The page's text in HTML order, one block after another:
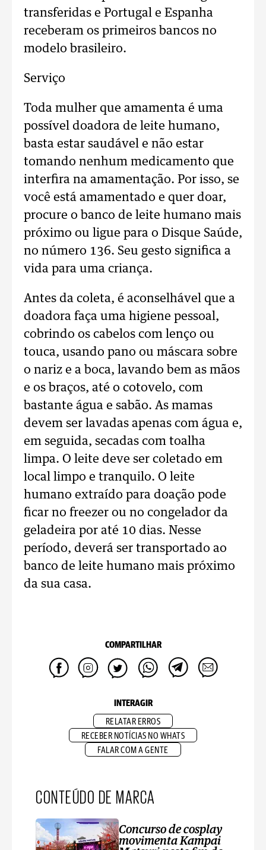
transferidas e Portugal e Espanha
receberam os primeiros bancos no
modelo brasileiro.
Serviço
Toda mulher que amamenta é uma
possível doadora de leite humano,
basta estar saudável e não estar
tomando nenhum medicamento que
interfira na amamentação. Por isso, se
você está amamentado e quer doar,
procure o banco de leite humano mais
próximo ou ligue para o Disque Saúde,
no número 136. Seu gesto significa a
vida para uma criança.
Antes da coleta, é aconselhável que a
doadora faça uma higiene pessoal,
cobrindo os cabelos com lenço ou
touca, usando pano ou máscara sobre
o nariz e a boca, lavando bem as mãos
e os braços, até o cotovelo, com
bastante água e sabão. As mamas
devem ser lavadas apenas com água e,
em seguida, secadas com toalha
limpa. O leite deve ser coletado em
local limpo e tranquilo. O leite
humano extraído para doação pode
ficar no freezer ou no congelador da
geladeira por até 10 dias. Nesse
período, deverá ser transportado ao
banco de leite humano mais próximo
da sua casa.
COMPARTILHAR
INTERAGIR
RELATAR ERROS
RECEBER NOTÍCIAS NO WHATS
FALAR COM A GENTE
CONTEÚDO DE MARCA
Concurso de cosplay
movimenta Kampai